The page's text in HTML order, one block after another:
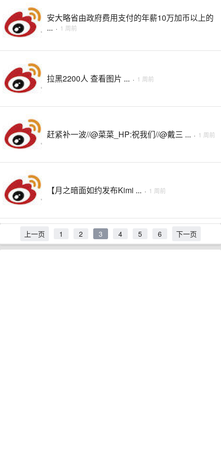
安大略省由政府费用支付的年薪10万加币以上的
... · 1 周前
拉黑2200人 查看图片 ... · 1 周前
赶紧补一波//@菜菜_HP:祝我们//@戴三 ... · 1 周前
【月之暗面如约发布Kimi ... · 1 周前
上一页 1 2 3 4 5 6 下一页